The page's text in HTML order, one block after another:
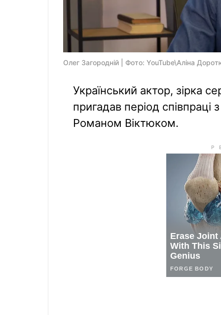
Олег Загородній | Фото: YouTube\Аліна
Український актор, зірка
пригадав період
Романом Віктюком.